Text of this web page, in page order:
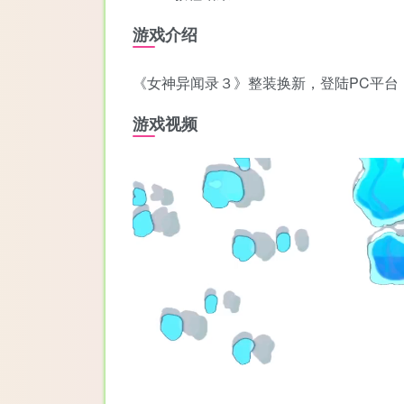
游戏介绍
《女神异闻录３》整装换新，登陆PC平台
游戏视频